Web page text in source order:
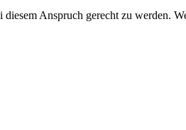
Anspruch gerecht zu werden.